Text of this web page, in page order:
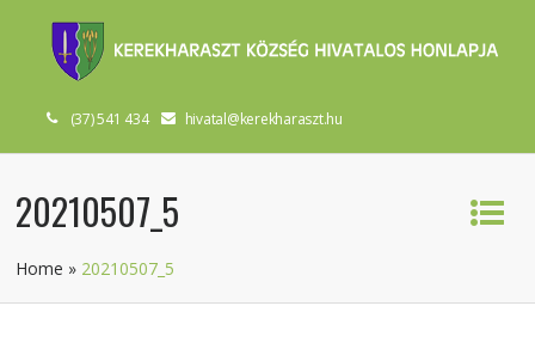
(37) 541 434 hivatal@kerekharaszt.hu
20210507_5
Home » 20210507_5